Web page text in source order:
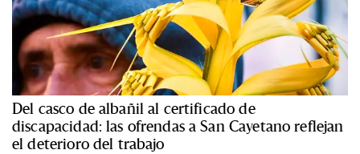
Del casco de albañil al certificado de
discapacidad: las ofrendas a San Cayetano reflejan
el deterioro del trabajo